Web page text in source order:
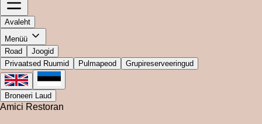
Avaleht
Menüü
Road
Joogid
Privaatsed Ruumid
Pulmapeod Grupireserveeringud
Broneeri Laud
Amici Restoran